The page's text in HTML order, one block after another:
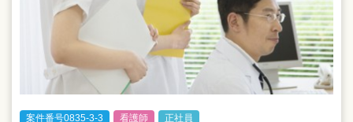
案件番号0835-3-3 看護師 正社員